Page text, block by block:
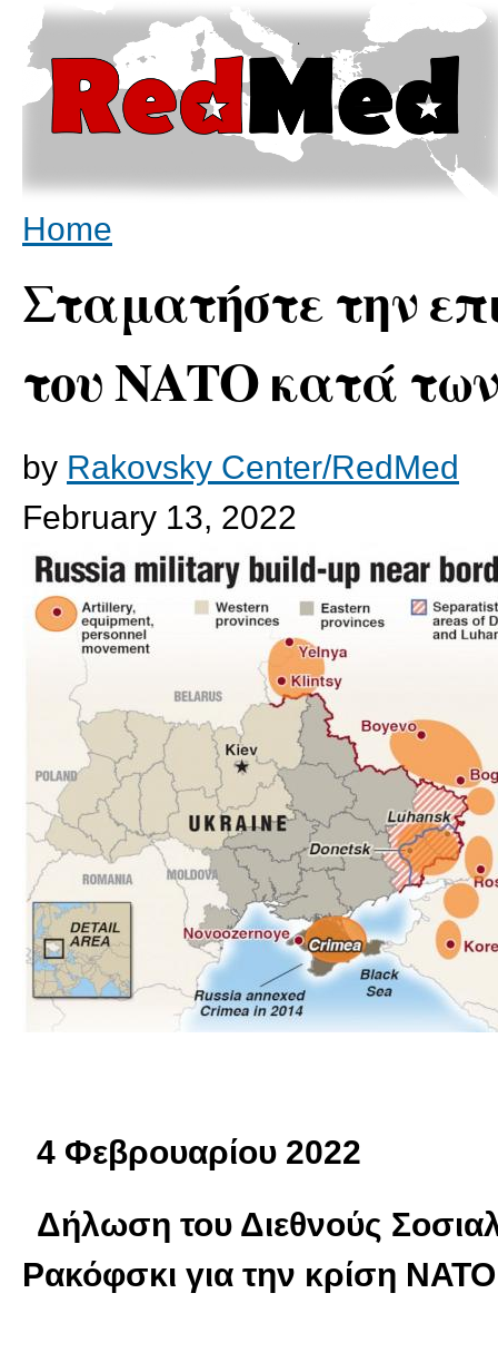
You are here
Home
Σταματήστε την
του ΝΑΤΟ κατά
by Rakovsky Center/RedMed
February 13, 2022
4 Φεβρουαρίου 2022
Δήλωση του Διεθνούς
Ρακόφσκι για την κρίση